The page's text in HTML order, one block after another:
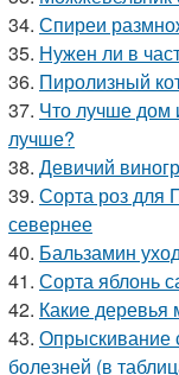
34. Спиреи
35. Нужен ли в
36. Пиролизный
37. Что лучше дом
лучше?
38. Девичий
39. Сорта роз для
севернее
40. Бальзамин
41. Сорта яблонь
42. Какие деревья
43. Опрыскивание
болезней (в